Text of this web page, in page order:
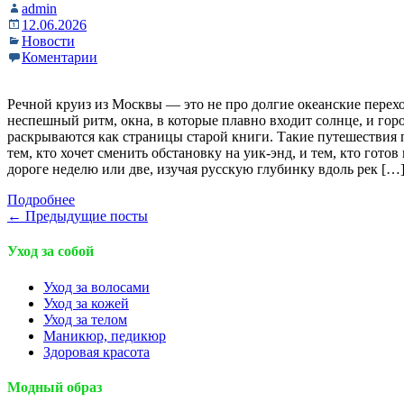
admin
12.06.2026
Новости
Коментарии
Речной круиз из Москвы — это не про долгие океанские
неспешный ритм, окна, в которые плавно входит солнце, и
раскрываются как страницы старой книги. Такие путешествия
тем, кто хочет сменить обстановку на уик-энд, и тем, кто готов
дороге неделю или две, изучая русскую глубинку вдоль рек […]
Подробнее
← Предыдущие посты
Уход за собой
Уход за волосами
Уход за кожей
Уход за телом
Маникюр, педикюр
Здоровая красота
Модный образ